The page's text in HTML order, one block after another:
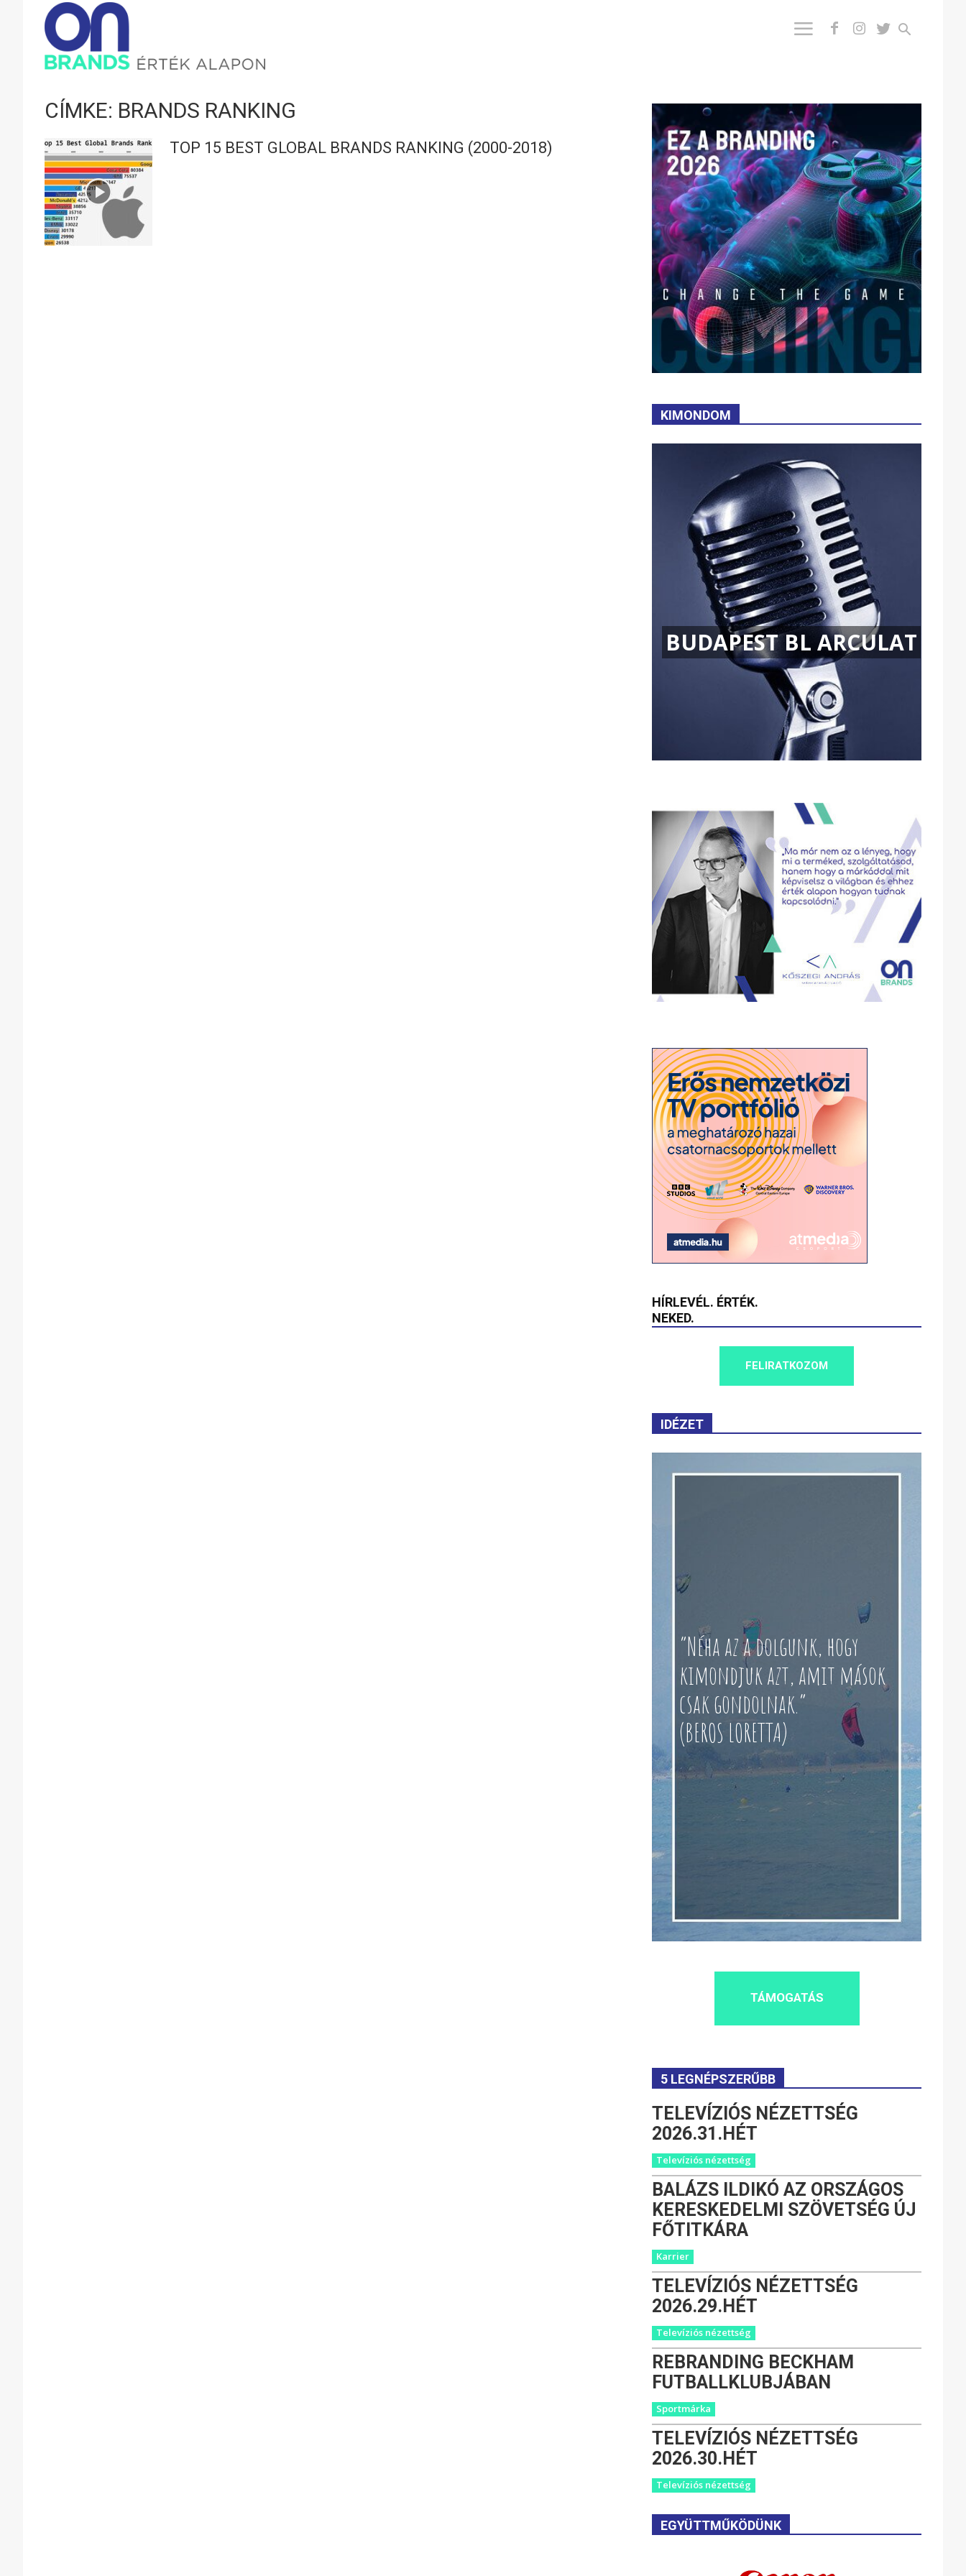
ÉRTÉK
CÍMKE: BRANDS RANKING
TOP 15 BEST GLOBAL BRANDS RANKING (2000-2018)
KIMONDOM
BUDAPEST BL ARCULAT
HÍRLEVÉL. ÉRTÉK.
NEKED.
FELIRATKOZOM
IDÉZET
“Néha az a dolgunk, hogy
kimondjuk azt, amit mások
csak gondolnak.”
(BEROS LORETTA)
TÁMOGATÁS
5 LEGNÉPSZERŰBB
TELEVÍZIÓS NÉZETTSÉG
2026.31.HÉT
Televíziós nézettség
BALÁZS ILDIKÓ AZ ORSZÁGOS
KERESKEDELMI SZÖVETSÉG ÚJ
FŐTITKÁRA
Karrier
TELEVÍZIÓS NÉZETTSÉG
2026.29.HÉT
Televíziós nézettség
REBRANDING BECKHAM
FUTBALLKLUBJÁBAN
Sportmárka
TELEVÍZIÓS NÉZETTSÉG
2026.30.HÉT
Televíziós nézettség
EGYÜTTMŰKÖDÜNK